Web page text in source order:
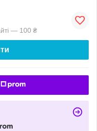
— 100 ₴